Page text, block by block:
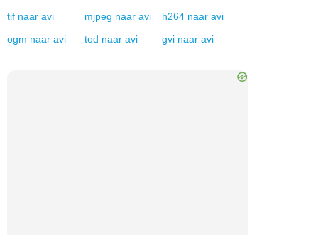
tif naar avi mjpeg naar avi h264 naar avi
ogm naar avi tod naar avi gvi naar avi